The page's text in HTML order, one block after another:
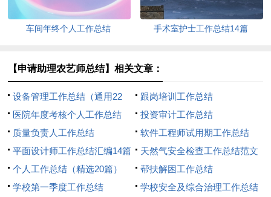
车间年终个人工作总结 手术室护士工作总结14篇
【申请助理农艺师总结】相关文章：
设备管理工作总结（通用22
篇）
跟岗培训工作总结
医院年度考核个人工作总结
投资审计工作总结
质量负责人工作总结
软件工程师试用期工作总结
平面设计师工作总结汇编14篇
天然气安全检查工作总结范文
（通用11篇）
个人工作总结（精选20篇）
帮扶解困工作总结
学校第一季度工作总结
学校安全及综合治理工作总结